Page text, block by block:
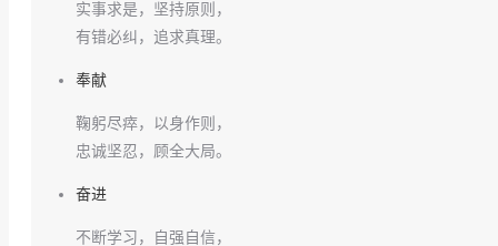
实事求是，坚持原则，
有错必纠，追求真理。
奉献
鞠躬尽瘁，以身作则，
忠诚坚忍，顾全大局。
奋进
不断学习，自强自信，